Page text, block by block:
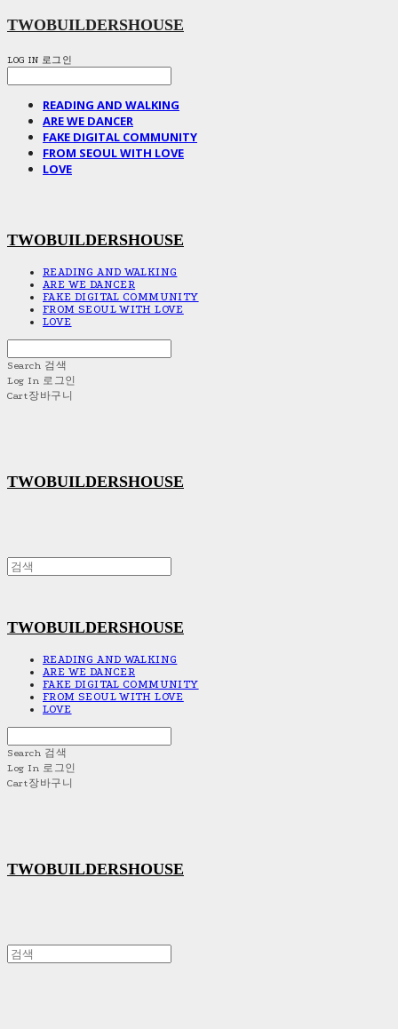
TWOBUILDERSHOUSE
LOG IN 로그인
READING AND WALKING
ARE WE DANCER
FAKE DIGITAL COMMUNITY
FROM SEOUL WITH LOVE
LOVE
TWOBUILDERSHOUSE
READING AND WALKING
ARE WE DANCER
FAKE DIGITAL COMMUNITY
FROM SEOUL WITH LOVE
LOVE
Search 검색
Log In 로그인
Cart장바구니
TWOBUILDERSHOUSE
TWOBUILDERSHOUSE
READING AND WALKING
ARE WE DANCER
FAKE DIGITAL COMMUNITY
FROM SEOUL WITH LOVE
LOVE
Search 검색
Log In 로그인
Cart장바구니
TWOBUILDERSHOUSE